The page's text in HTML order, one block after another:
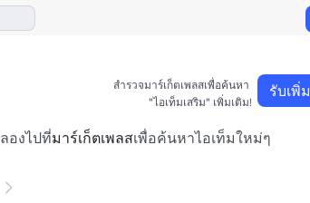
รับเพิ่ม
สำรวจมาร์เก็ตเพลสเพื่อค้นหา
"ไอเท็มเสริม" เพิ่มเติม!
ลองไปที่มาร์เก็ตเพลสเพื่อค้นหาไอเท็มใหม่ๆ